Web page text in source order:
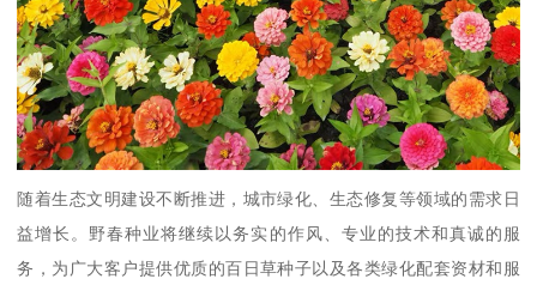
随着生态文明建设不断推进，城市绿化、生态修复等领域的需求日
益增长。野春种业将继续以务实的作风、专业的技术和真诚的服
务，为广大客户提供优质的百日草种子以及各类绿化配套资材和服